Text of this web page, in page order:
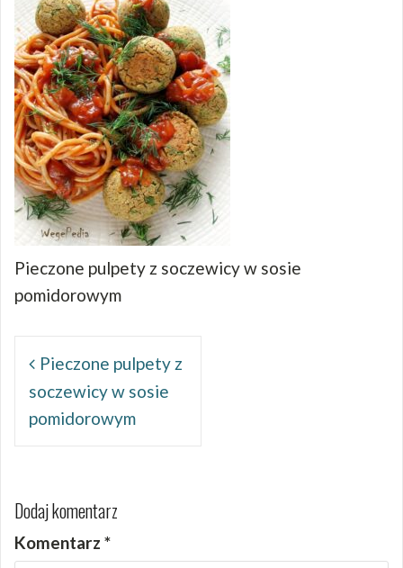
Pieczone pulpety z soczewicy w sosie
pomidorowym
wpisuPieczone pulpety z
soczewicy w sosie
pomidorowym
Dodaj komentarz
Komentarz *